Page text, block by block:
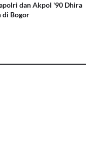
dan Akpol '90 Dhira
di Bogor